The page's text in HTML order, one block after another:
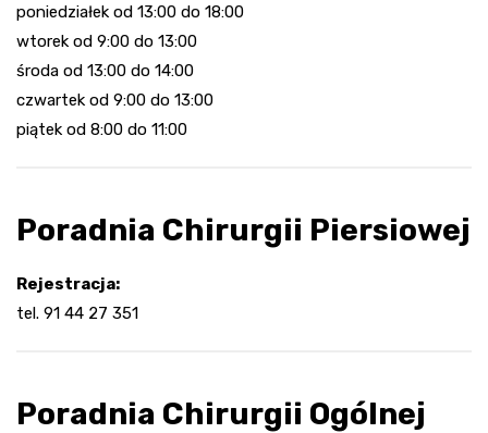
poniedziałek od 13:00 do 18:00
wtorek od 9:00 do 13:00
środa od 13:00 do 14:00
czwartek od 9:00 do 13:00
piątek od 8:00 do 11:00
Poradnia Chirurgii Piersiowej
Rejestracja:
tel. 91 44 27 351
Poradnia Chirurgii Ogólnej